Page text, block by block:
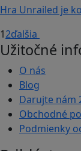
Hra Unrailed je
12ďalšia
Užitočné
O nás
Blog
Darujte nám
Obchodné
Podmienky